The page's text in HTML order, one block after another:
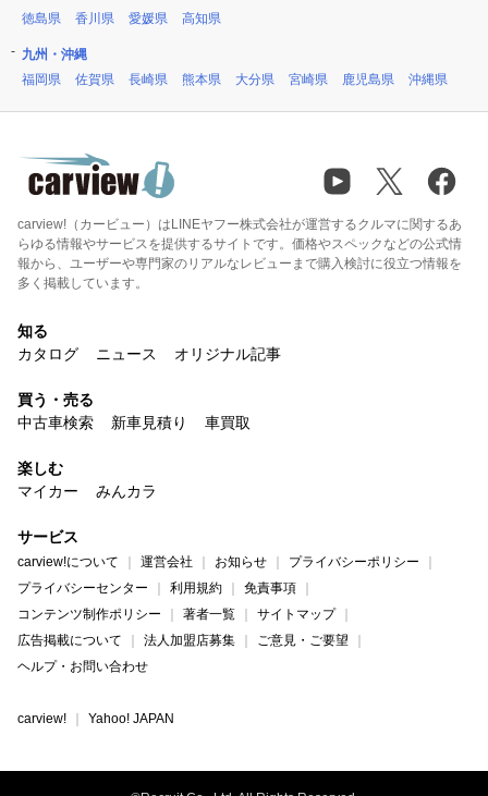
徳島県
香川県 愛媛県 高知県
九州・沖縄
福岡県
佐賀県 長崎県 熊本県 大分県 宮崎県 鹿児島県 沖縄県
carview!（カービュー）はLINEヤフー株式会社が運営するクルマに関するあ
らゆる情報やサービスを提供するサイトです。価格やスペックなどの公式情
報から、ユーザーや専門家のリアルなレビューまで購入検討に役立つ情報を
多く掲載しています。
知る
カタログ
ニュース オリジナル記事
買う・売る
中古車検索
新車見積り 車買取
楽しむ
マイカー
みんカラ
サービス
carview!について 運営会社 お知らせ
プライバシーポリシー
プライバシーセンター
利用規約
免責事項
コンテンツ制作ポリシー
著者一覧
サイトマップ
広告掲載について
法人加盟店募集
ご意見・ご要望
ヘルプ・お問い合わせ
carview! Yahoo! JAPAN